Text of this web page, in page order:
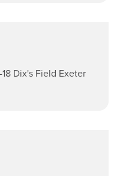
Dix's Field Exeter